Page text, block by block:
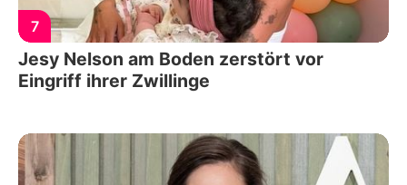
7
Jesy Nelson am Boden zerstört vor
Eingriff ihrer Zwillinge